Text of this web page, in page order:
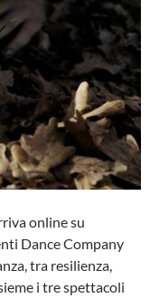
online su
Dance Company
tra resilienza,
i tre spettacoli